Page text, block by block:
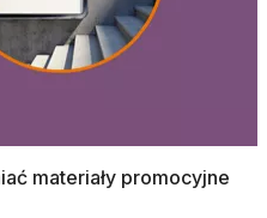
materiały promocyjne